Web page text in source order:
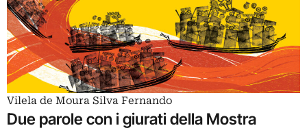
Vilela de Moura Silva Fernando
Due parole con i giurati della Mostra